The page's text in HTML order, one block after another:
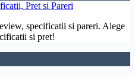
Pret si Pareri
specificatii si pareri. Alege
si pret!